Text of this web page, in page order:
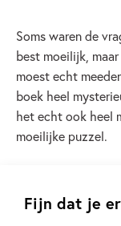
Fijn dat je
Soms waren de
best moeilijk,
moest echt
boek heel
het echt ook heel
moeilijke puzzel.
Patti vond ik de
echt een puzzel,